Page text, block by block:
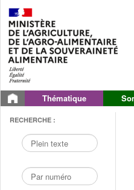
Thématique
RECHERCHE :